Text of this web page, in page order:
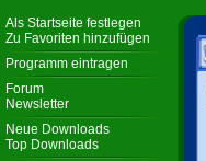
Als Startseite festlegen
Zu Favoriten hinzufügen
Programm eintragen
Forum
Newsletter
Neue Downloads
Top Downloads